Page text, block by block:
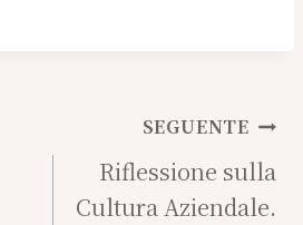
SEGUENTE
Riflessione sulla
Cultura Aziendale.